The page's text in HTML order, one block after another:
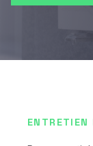
ENTRETIEN